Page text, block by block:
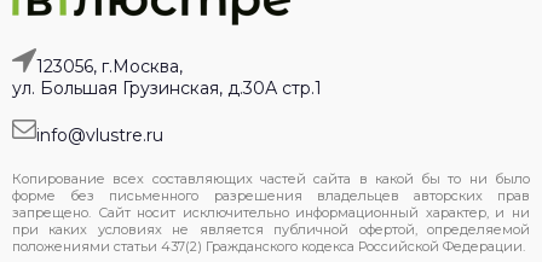
123056, г.Москва,
ул. Большая Грузинская, д.30А стр.1
info@vlustre.ru
Копирование всех составляющих частей сайта в какой бы то ни было
форме без письменного разрешения владельцев авторских прав
запрещено. Сайт носит исключительно информационный характер, и ни
при каких условиях не является публичной офертой, определяемой
положениями статьи 437(2) Гражданского кодекса Российской Федерации.